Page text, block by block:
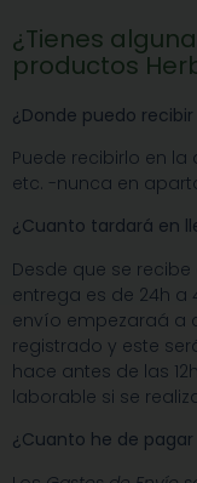
¿Tienes
productos
¿Donde puedo
Puede recibirlo en
etc. -nunca en
¿Cuanto tardará en
Desde que se
entrega es de 24h a
envío empezaraá a
registrado y este
hace antes de las
laborable si se
¿Cuanto he de